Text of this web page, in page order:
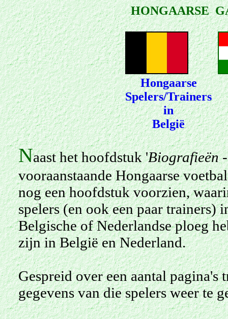
HONGAARSE
Hongaarse
Spelers/Trainers
in
België
Naast het hoofdstuk 'Biografieën -
vooraanstaande Hongaarse
nog een hoofdstuk voorzien,
spelers (en ook een paar trainers)
Belgische of Nederlandse ploeg
zijn in België en Nederland.
Gespreid over een aantal
gegevens van die spelers weer te